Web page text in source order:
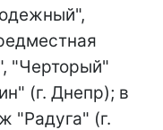
"Черторый"
(г. Днепр); в
"Радуга" (г.